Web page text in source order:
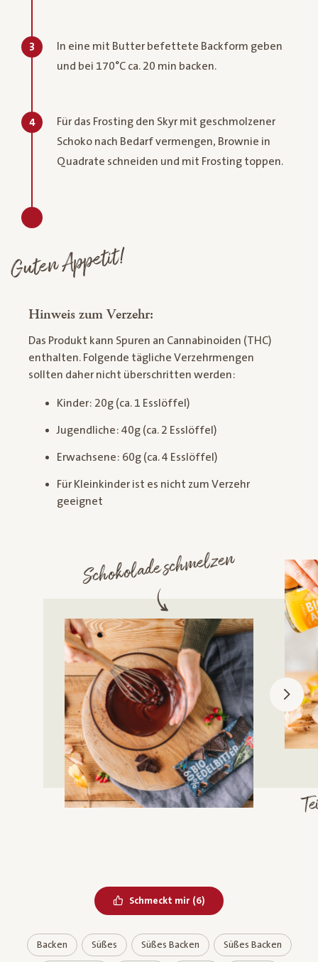
3
In eine mit Butter befettete Backform geben
und bei 170°C ca. 20 min backen.
4
Für das Frosting den Skyr mit geschmolzener
Schoko nach Bedarf vermengen, Brownie in
Quadrate schneiden und mit Frosting toppen.
Guten Appetit!
Hinweis zum Verzehr:
Das Produkt kann Spuren an Cannabinoiden (THC)
enthalten. Folgende tägliche Verzehrmengen
sollten daher nicht überschritten werden:
Kinder: 20g (ca. 1 Esslöffel)
Jugendliche: 40g (ca. 2 Esslöffel)
Erwachsene: 60g (ca. 4 Esslöffel)
Für Kleinkinder ist es nicht zum Verzehr
geeignet
Schokolade schmelzen
Schmeckt mir Bereits geliked
(6)
Backen Süßes Süßes Backen Süßes Backen